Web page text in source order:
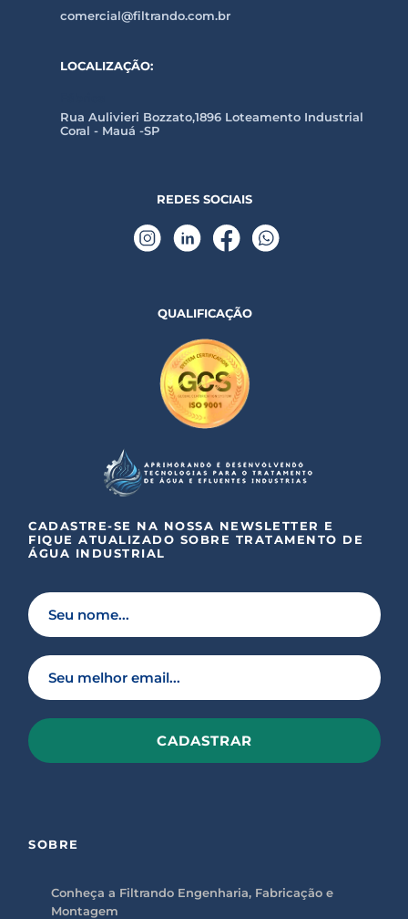
comercial@filtrando.com.br
LOCALIZAÇÃO:
Rua Aulivieri Bozzato,1896 Loteamento Industrial
Coral - Mauá -SP
REDES SOCIAIS
QUALIFICAÇÃO
CADASTRE-SE NA NOSSA NEWSLETTER E
FIQUE ATUALIZADO SOBRE TRATAMENTO DE
ÁGUA INDUSTRIAL
s
e
SOBRE
Conheça a Filtrando Engenharia, Fabricação e
Montagem